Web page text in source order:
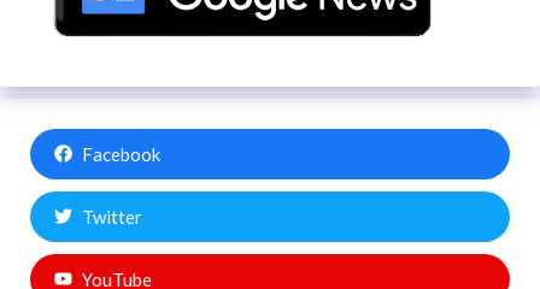
Facebook
Twitter
YouTube